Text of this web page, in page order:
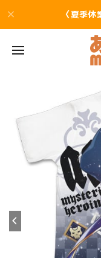
〈夏季休